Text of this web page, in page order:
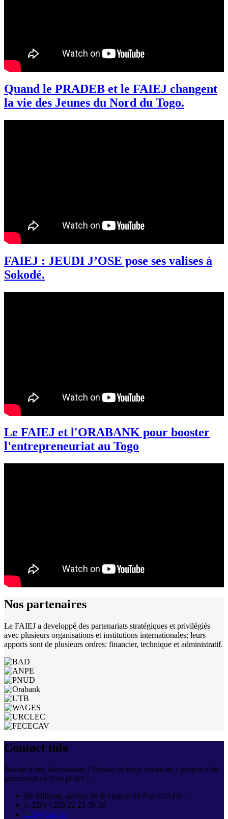
Quand le PRADEB et le FAIEJ changent
la vie des Jeunes du Nord du Togo.
FAIEJ : JEUDI J’OSE pose ses valises à
Sokodé.
Le FAIEJ et l'ORABANK pour booster
l'entrepreneuriat au Togo
Nos partenaires
Le FAIEJ a developpé des partenariats stratégiques et privilégiés
avec plusieurs organisations et institutions internationales; leurs
apports sont de plusieurs ordres: financier, technique et administratif.
Contact info
Besoin d'une information ? Besoin de nous contacter à propos d'un
partenariat ou d'un projet ?
Bè-klikamé, avenue de la chance 60 Rue 87AFG ;
(+228) +228 22 25 39 39
info@faiej.tg